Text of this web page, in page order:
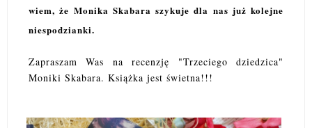
wiem, że Monika Skabara szykuje dla nas już kolejne
niespodzianki.
Zapraszam Was na recenzję "Trzeciego dziedzica"
Moniki Skabara. Książka jest świetna!!!